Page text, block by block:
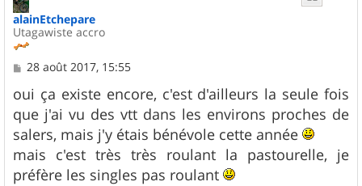
alainEtchepare
Utagawiste accro
M
s
s
a
g
e
28 août 2017, 15:55
oui ça existe encore, c'est d'ailleurs la seule fois
que j'ai vu des vtt dans les environs proches de
salers, mais j'y étais bénévole cette année
mais c'est très très roulant la pastourelle, je
préfère les singles pas roulant